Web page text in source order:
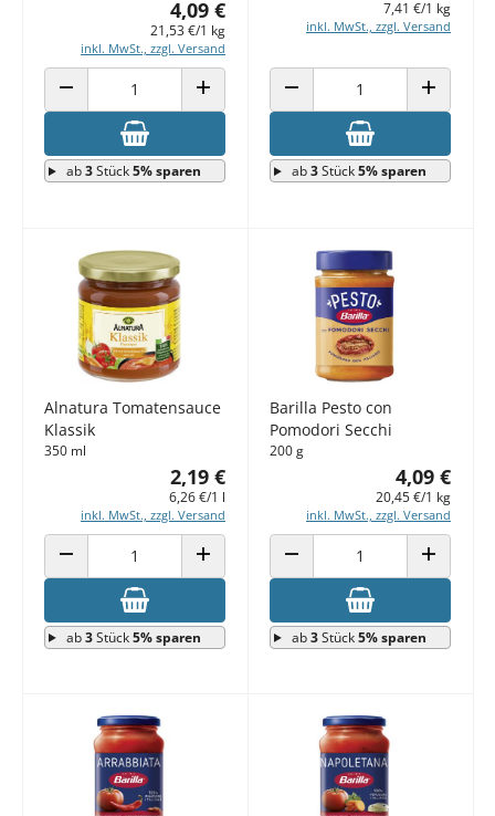
4,09 €
21,53 €/1 kg
inkl. MwSt., zzgl. Versand
ANZAHL VERRINGERN ANZAHL ERHÖHEN
ab3Stück5% sparen
7,41 €/1 kg
inkl. MwSt., zzgl. Versand
ANZAHL VERRINGERN ANZAHL
ab3Stück5% sparen
Alnatura Tomatensauce
Klassik
350 ml
2,19 €
6,26 €/1 l
inkl. MwSt., zzgl. Versand
ANZAHL VERRINGERN ANZAHL ERHÖHEN
ab3Stück5% sparen
Barilla Pesto con
Pomodori Secchi
200 g
4,09 €
20,45 €/1 kg
inkl. MwSt., zzgl. Versand
ANZAHL VERRINGERN ANZAHL
ab3Stück5% sparen